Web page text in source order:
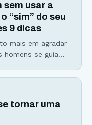
sem usar a
“sim” do seu
9 dicas
mais em agradar
homens se guiam
Aprender
Mas a minha
tornar uma